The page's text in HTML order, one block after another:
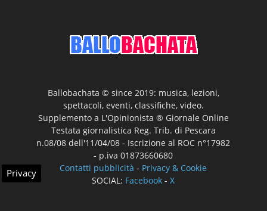
Ballobachata © since 2019: musica, lezioni,
spettacoli, eventi, classifiche, video.
Supplemento a L'Opinionista ® Giornale Online
Testata giornalistica Reg. Trib. di Pescara
n.08/08 dell'11/04/08 - Iscrizione al ROC n°17982
- p.iva 01873660680
Contatti pubblicità - Privacy & Cookie
SOCIAL: Facebook -X
Privacy